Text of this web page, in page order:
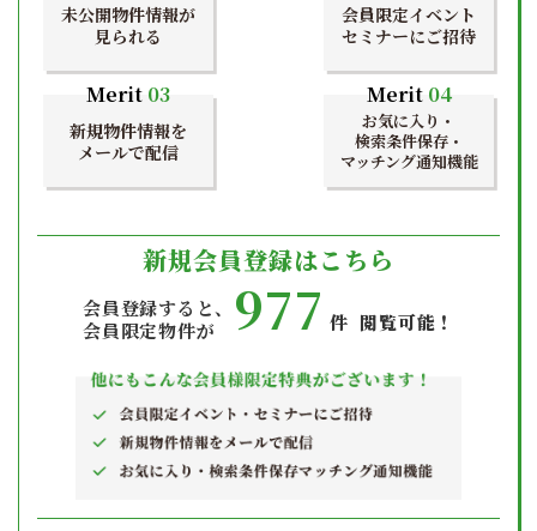
未公開物件情報が
見られる
会員限定イベント
セミナーにご招待
Merit 03
新規物件情報を
メールで配信
Merit04
お気に入り・
検索条件保存・
マッチング通知機能
新規会員登録はこちら
会員登録すると、
会員限定物件が
977 件 閲覧可能！